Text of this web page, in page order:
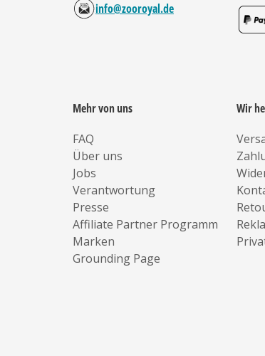
info@zooroyal.de
Mehr von uns
FAQ
Über uns
Jobs
Verantwortung
Presse
Affiliate Partner Programm
Marken
Grounding Page
Wir